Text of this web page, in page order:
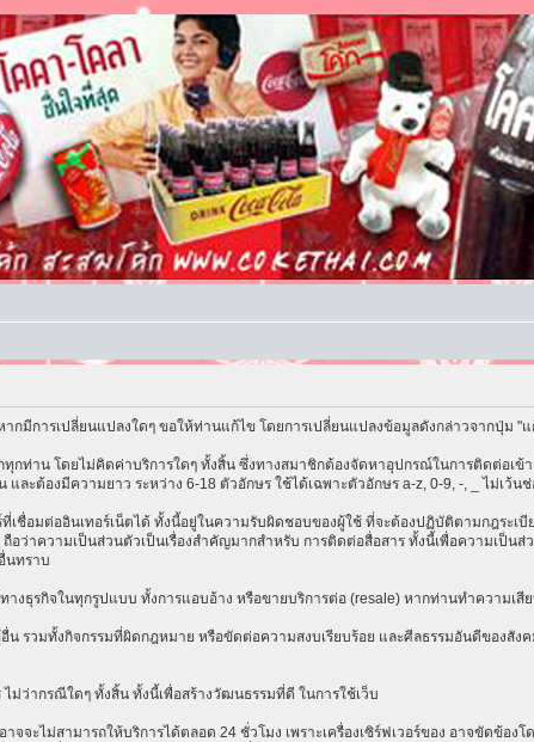
มีการเปลี่ยนแปลงใดๆ ขอให้ท่านแก้ไข โดยการเปลี่ยนแปลงข้อมูลดังกล่าวจากปุ่ม "
กท่าน โดยไม่คิดค่าบริการใดๆ ทั้งสิ้น ซึ่งทางสมาชิกต้องจัดหาอุปกรณ์ในการติดต่อเ
ละต้องมีความยาว ระหว่าง 6-18 ตัวอักษร ใช้ได้เฉพาะตัวอักษร a-z, 0-9, -, _ ไม่เว้นช่
เชื่อมต่ออินเทอร์เน็ตได้ ทั้งนี้อยู่ในความรับผิดชอบของผู้ใช้ ที่จะต้องปฏิบัติตามกฎระเ
ว่าความเป็นส่วนตัวเป็นเรื่องสำคัญมากสำหรับ การติดต่อสื่อสาร ทั้งนี้เพื่อความเป็น
นทราบ
างธุรกิจในทุกรูปแบบ ทั้งการแอบอ้าง หรือขายบริการต่อ (resale) หากท่านทำความเ
รวมทั้งกิจกรรมที่ผิดกฎหมาย หรือขัดต่อความสงบเรียบร้อย และศีลธรรมอันดีของสั
ว่ากรณีใดๆ ทั้งสิ้น ทั้งนี้เพื่อสร้างวัฒนธรรมที่ดี ในการใช้เว็บ
จะไม่สามารถให้บริการได้ตลอด 24 ชั่วโมง เพราะเครื่องเซิร์ฟเวอร์ของ อาจขัดข้อ